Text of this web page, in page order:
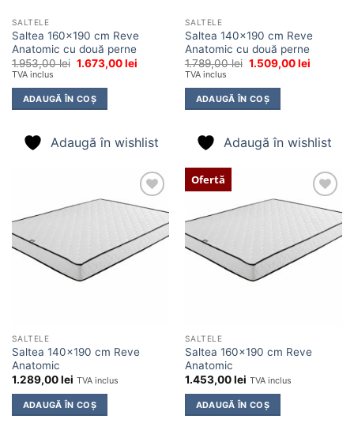
SALTELE
Saltea 160×190 cm Reve
Anatomic cu două perne
1.953,00lei Prețul
fost:
1.953,00 lei.
1.673,00leiPrețul
1.673,00 lei.
TVA inclus
ADAUGĂ ÎN COȘ
Adaugă în wishlist
SALTELE
Saltea 140×190 cm Reve
Anatomic cu două perne
1.789,00lei Prețul
fost:
1.789,00 lei.
1.509,00leiPrețul
TVA inclus
ADAUGĂ ÎN COȘ
Adaugă în wishlist
Adaugă
wishlist
SALTELE
Saltea 140×190 cm Reve
Anatomic
1.289,00lei TVA inclus
ADAUGĂ ÎN COȘ
Ofertă
Adaugă
wishlist
SALTELE
Saltea 160×190 cm Reve
Anatomic
1.453,00lei TVA inclus
ADAUGĂ ÎN COȘ